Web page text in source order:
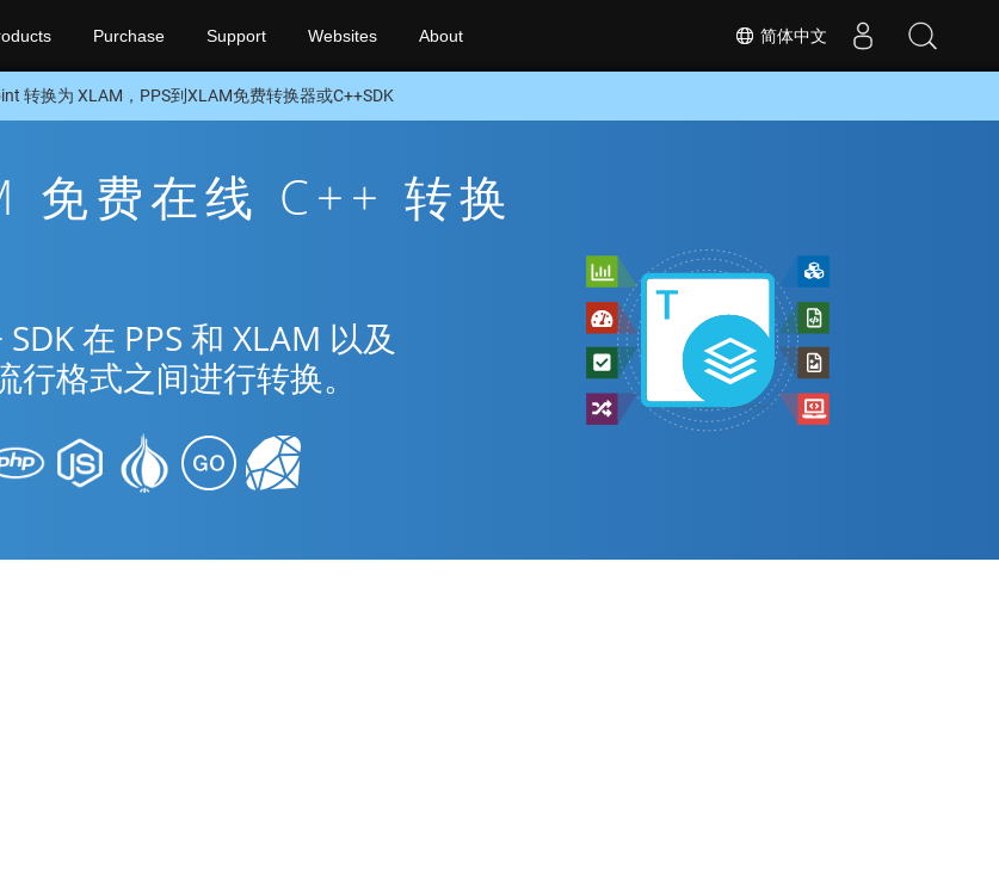
简体中文
Purchase Support Websites About
转换为 XLAM，PPS到XLAM免费转换器或C++SDK
免费在线 C++ 转换
在 PPS 和 XLAM 以及
格式之间进行转换。